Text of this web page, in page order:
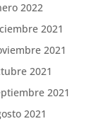
2022
2021
2021
2021
2021
2021